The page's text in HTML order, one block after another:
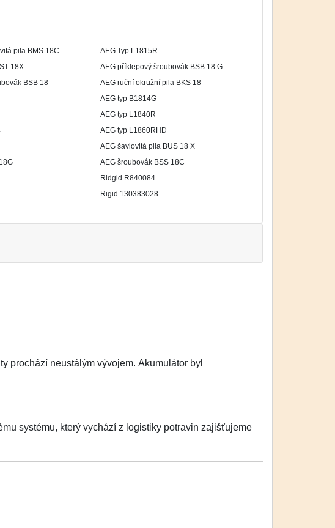
pila BMS 18C
AEG Typ L1815R
18X
AEG příklepový šroubovák BSB 18 G
BSB 18
AEG ruční okružní pila BKS 18
AEG typ B1814G
AEG typ L1840R
AEG typ L1860RHD
AEG šavlovitá pila BUS 18 X
AEG šroubovák BSS 18C
Ridgid R840084
Rigid 130383028
prochází neustálým vývojem. Akumulátor byl
systému, který vychází z logistiky potravin zajišťujeme